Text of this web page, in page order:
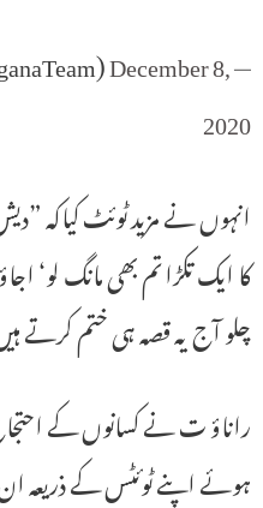
— Kangana Ranaut (@KanganaTeam)
December 8,
2020
انہوں نے مزید ٹوئٹ کیاکہ
کا ایک تکڑا تم بھی مانگ لو‘
چلو آج یہ قصہ ہی ختم کرتے
راناؤ ت نے کسانوں کے
ہوئے اپنے ٹوئٹس کے ذریعہ